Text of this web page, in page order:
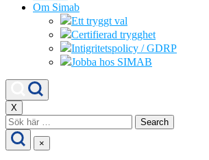
Om Simab
Ett tryggt val
Certifierad trygghet
Intigritetspolicy / GDRP
Jobba hos SIMAB
X
Search
for:
×